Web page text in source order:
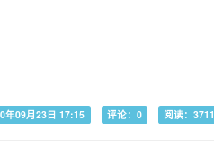
年09月23日 17:15 评论：0 阅读：3711